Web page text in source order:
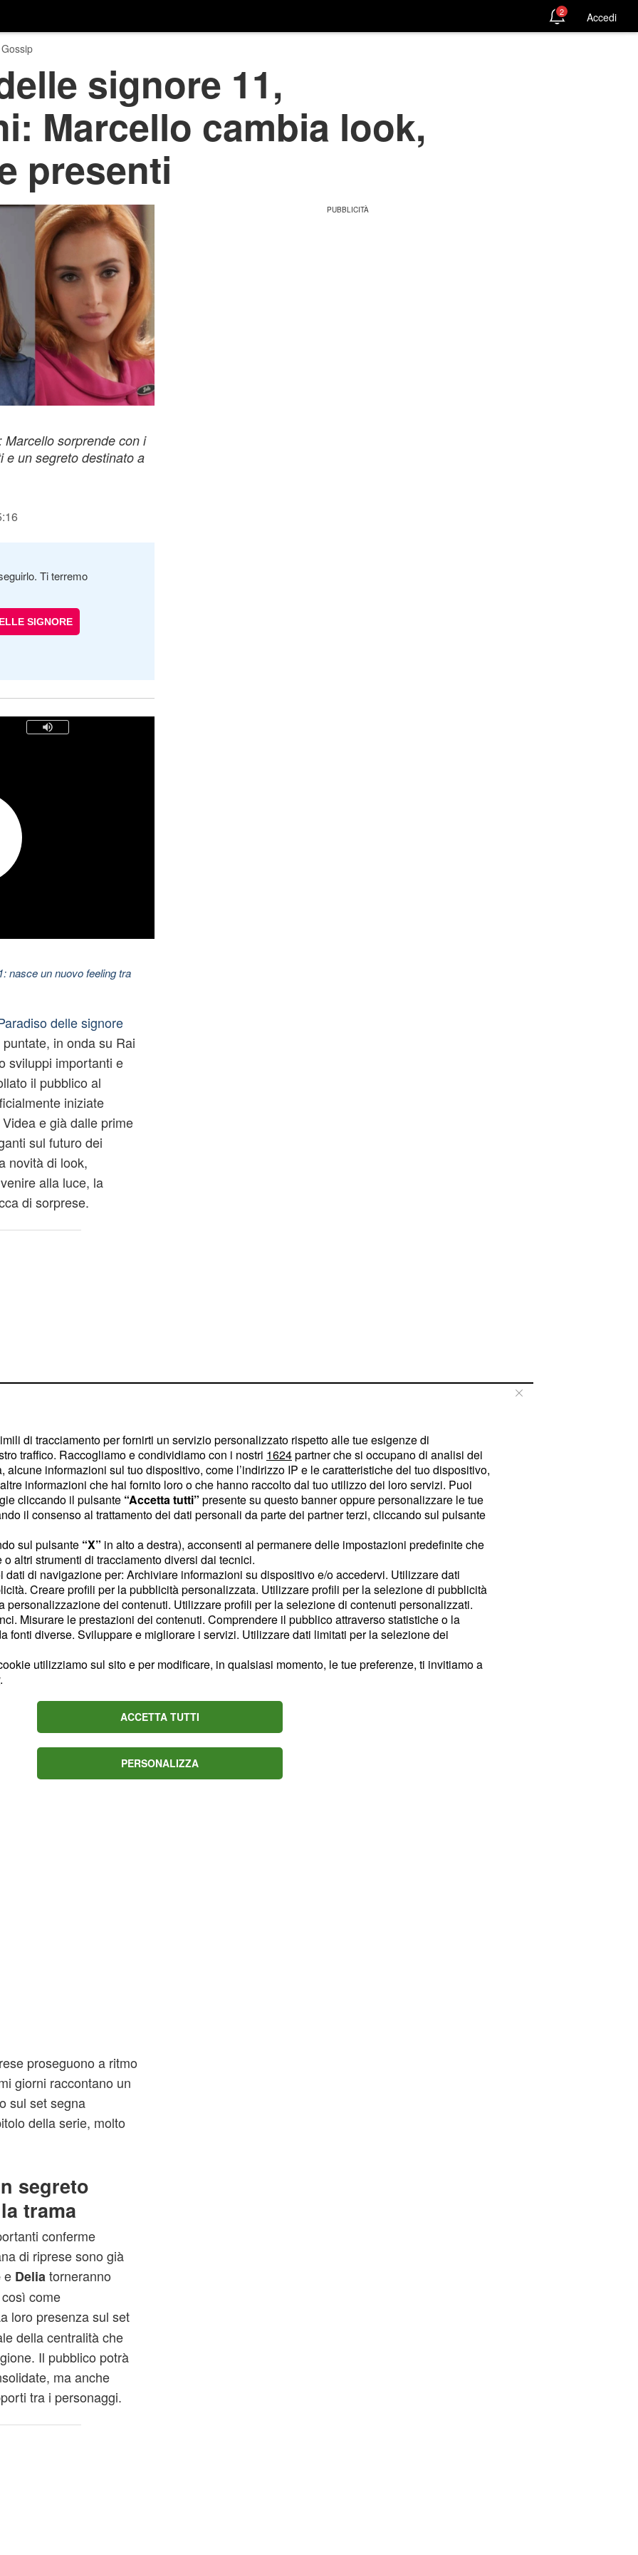
2 Accedi
signore 11,
Marcello cambia look,
presenti
sorprende con i
e un segreto destinato a
Ti terremo
SIGNORE
nasce un nuovo feeling tra
delle signore
in onda su Rai
sviluppi importanti e
il pubblico al
iniziate
e già dalle prime
sul futuro dei
novità di look,
alla luce, la
di sorprese.
baffi in vista
Marcello Barbieri
le primissime
con un look
porterà infatti i baffi. Un
inosservato e che
personaggio, sia dal
cambiamento
sua vita, magari più
Non è raro, infatti,
svolte
se il nuovo look sarà
distintivo di Marcello
proseguono a ritmo
giorni raccontano un
sul set segna
della serie, molto
segreto
trama
conferme
di riprese sono già
e Delia torneranno
come
loro presenza sul set
della centralità che
Il pubblico potrà
ma anche
tra i personaggi.
di tracciamento per fornirti un servizio personalizzato rispetto alle tue esigenze di
traffico. Raccogliamo e condividiamo con i nostri 1624partner che si occupano di analisi dei
informazioni sul tuo dispositivo, come l’indirizzo IP e le caratteristiche del tuo dispositivo,
informazioni che hai fornito loro o che hanno raccolto dal tuo utilizzo dei loro servizi. Puoi
cliccando il pulsante “Accetta tutti” presente su questo banner oppure personalizzare le tue
il consenso al trattamento dei dati personali da parte dei partner terzi, cliccando sul pulsante
sul pulsante “X” in alto a destra), acconsenti al permanere delle impostazioni predefinite che
altri strumenti di tracciamento diversi dai tecnici.
dati di navigazione per: Archiviare informazioni su dispositivo e/o accedervi. Utilizzare dati
Creare profili per la pubblicità personalizzata. Utilizzare profili per la selezione di pubblicità
personalizzazione dei contenuti. Utilizzare profili per la selezione di contenuti personalizzati.
Misurare le prestazioni dei contenuti. Comprendere il pubblico attraverso statistiche o la
fonti diverse. Sviluppare e migliorare i servizi. Utilizzare dati limitati per la selezione dei
utilizziamo sul sito e per modificare, in qualsiasi momento, le tue preferenze, ti invitiamo a
.
ACCETTA TUTTI
PERSONALIZZA